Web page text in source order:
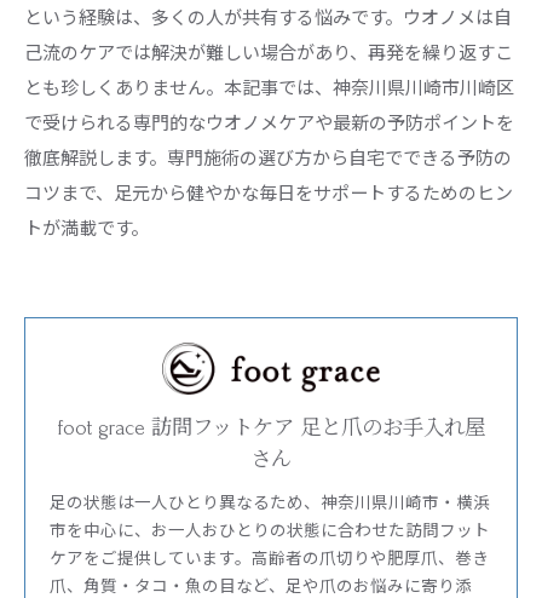
という経験は、多くの人が共有する悩みです。ウオノメは自
己流のケアでは解決が難しい場合があり、再発を繰り返すこ
とも珍しくありません。本記事では、神奈川県川崎市川崎区
で受けられる専門的なウオノメケアや最新の予防ポイントを
徹底解説します。専門施術の選び方から自宅でできる予防の
コツまで、足元から健やかな毎日をサポートするためのヒン
トが満載です。
foot grace 訪問フットケア 足と爪のお手入れ屋
さん
足の状態は一人ひとり異なるため、神奈川県川崎市・横浜
市を中心に、お一人おひとりの状態に合わせた訪問フット
ケアをご提供しています。高齢者の爪切りや肥厚爪、巻き
爪、角質・タコ・魚の目など、足や爪のお悩みに寄り添